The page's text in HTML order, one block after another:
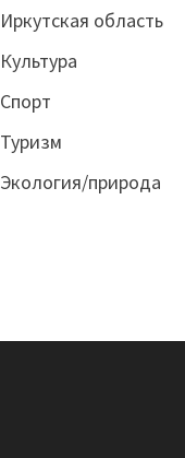
Иркутская область
Культура
Спорт
Туризм
Экология/природа